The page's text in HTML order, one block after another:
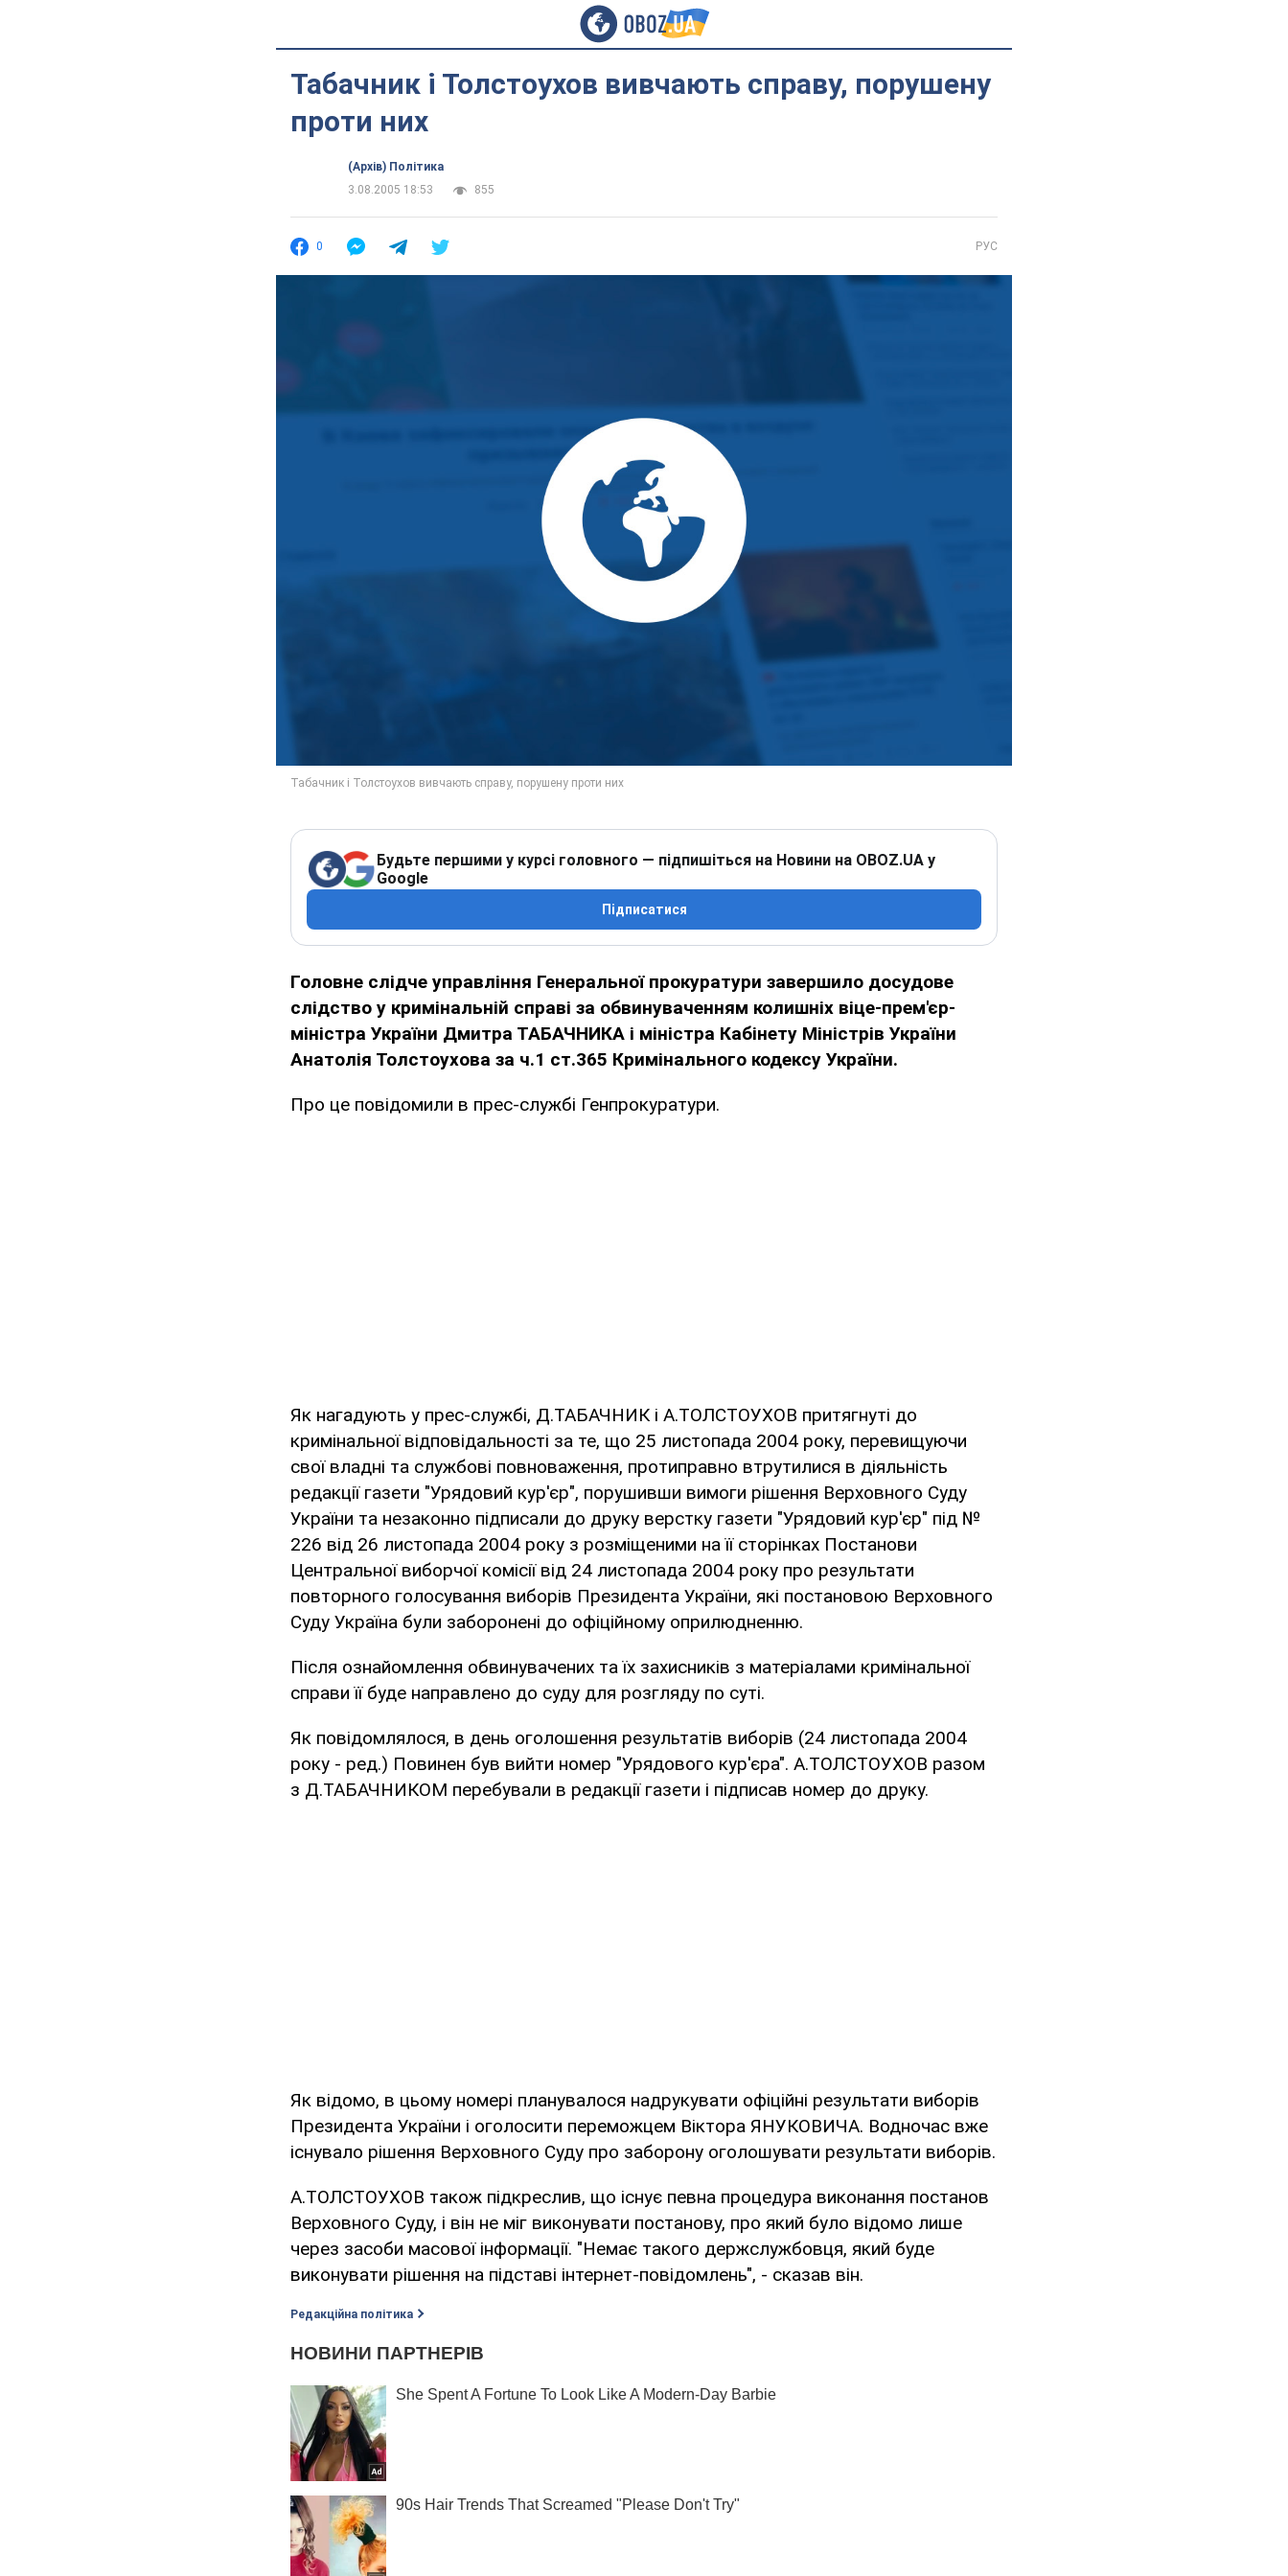
Табачник і Толстоухов вивчають справу, порушену
проти них
(Архів) Політика
3.08.2005 18:53
855
0 РУС
Будьте першими у курсі головного — підпишіться на Новини на OBOZ.UA у
Google
Підписатися
Головне слідче управління Генеральної прокуратури завершило досудове
слідство у кримінальній справі за обвинуваченням колишніх віце-прем'єр-
міністра України Дмитра ТАБАЧНИКА і міністра Кабінету Міністрів України
Анатолія Толстоухова за ч.1 ст.365 Кримінального кодексу України.
Про це повідомили в прес-службі Генпрокуратури.
Як нагадують у прес-службі, Д.ТАБАЧНИК і А.ТОЛСТОУХОВ притягнуті до
кримінальної відповідальності за те, що 25 листопада 2004 року, перевищуючи
свої владні та службові повноваження, протиправно втрутилися в діяльність
редакції газети "Урядовий кур'єр", порушивши вимоги рішення Верховного Суду
України та незаконно підписали до друку верстку газети "Урядовий кур'єр" під №
226 від 26 листопада 2004 року з розміщеними на її сторінках Постанови
Центральної виборчої комісії від 24 листопада 2004 року про результати
повторного голосування виборів Президента України, які постановою Верховного
Суду Україна були заборонені до офіційному оприлюдненню.
Після ознайомлення обвинувачених та їх захисників з матеріалами кримінальної
справи її буде направлено до суду для розгляду по суті.
Як повідомлялося, в день оголошення результатів виборів (24 листопада 2004
року - ред.) Повинен був вийти номер "Урядового кур'єра". А.ТОЛСТОУХОВ разом
з Д.ТАБАЧНИКОМ перебували в редакції газети і підписав номер до друку.
Як відомо, в цьому номері планувалося надрукувати офіційні результати виборів
Президента України і оголосити переможцем Віктора ЯНУКОВИЧА. Водночас вже
існувало рішення Верховного Суду про заборону оголошувати результати виборів.
А.ТОЛСТОУХОВ також підкреслив, що існує певна процедура виконання постанов
Верховного Суду, і він не міг виконувати постанову, про який було відомо лише
через засоби масової інформації. "Немає такого держслужбовця, який буде
виконувати рішення на підставі інтернет-повідомлень", - сказав він.
Редакційна політика